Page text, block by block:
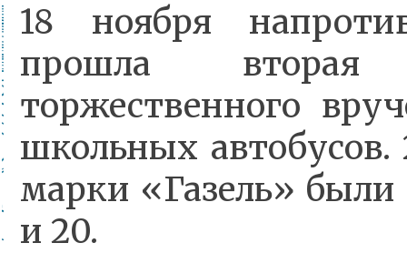
18 ноября
прошла вторая
торжественного
школьных
марки «Газель»
и 20.